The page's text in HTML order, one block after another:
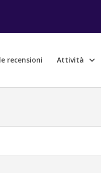
recensioni Attività